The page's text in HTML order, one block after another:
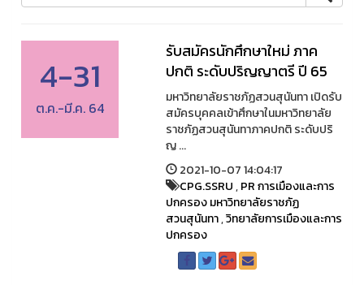
4-31
ต.ค.-มี.ค. 64
รับสมัครนักศึกษาใหม่ ภาค
ปกติ ระดับปริญญาตรี ปี 65
มหาวิทยาลัยราชภัฏสวนสุนันทา เปิดรับ
สมัครบุคคลเข้าศึกษาในมหาวิทยาลัย
ราชภัฏสวนสุนันทาภาคปกติ ระดับปริ
ญ ...
2021-10-07 14:04:17
CPG.SSRU,PR การเมืองและการ
ปกครอง มหาวิทยาลัยราชภัฏ
สวนสุนันทา,วิทยาลัยการเมืองและการ
ปกครอง